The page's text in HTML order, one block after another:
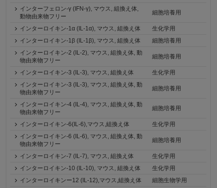
インターフェロン-γ (IFN-γ), マウス, 組換え体,
動物由来物フリー
細胞培養用
インターロイキン-1α (IL-1α), マウス, 組換え体
生化学用
インターロイキン-1β (IL-1β), マウス, 組換え体
細胞培養用
インターロイキン-2 (IL-2), マウス, 組換え体, 動
物由来物フリー
細胞培養用
インターロイキン-3 (IL-3), マウス, 組換え体
生化学用
インターロイキン-3 (IL-3), マウス, 組換え体, 動
物由来物フリー
細胞培養用
インターロイキン‐4 (IL-4), マウス, 組換え体, 動
物由来物フリー
細胞培養用
インターロイキン-6(IL-6),マウス,組換え体
生化学用
インターロイキン-6 (IL-6), マウス, 組換え体, 動
物由来物フリー
細胞培養用
インターロイキン-7 (IL-7), マウス, 組換え体
生化学用
インターロイキン-10 (IL-10), マウス, 組換え体
生化学用
インターロイキンー12 (IL-12),マウス,組換え体
細胞生物学用